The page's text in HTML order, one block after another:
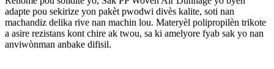
adapte pou sekirize yon pakèt pwodwi divès kalite, soti nan
machandiz delika rive nan machin lou. Materyèl polipropilèn trikote
a asire rezistans kont chire ak twou, sa ki amelyore fyab sak yo nan
anviwònman anbake difisil.